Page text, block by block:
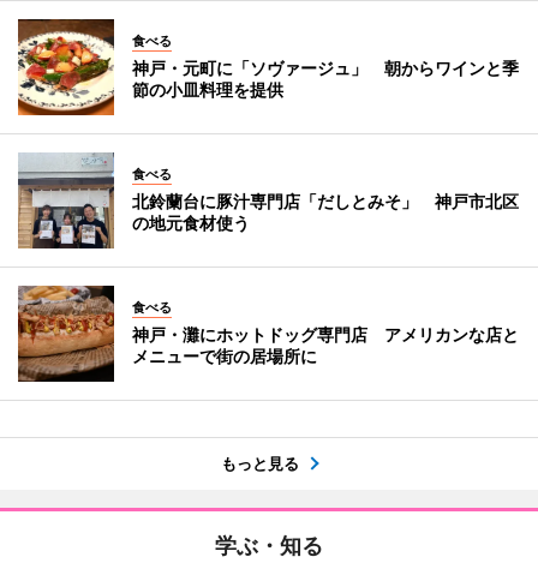
食べる
神戸・元町に「ソヴァージュ」 朝からワインと季
節の小皿料理を提供
食べる
北鈴蘭台に豚汁専門店「だしとみそ」 神戸市北区
の地元食材使う
食べる
神戸・灘にホットドッグ専門店 アメリカンな店と
メニューで街の居場所に
もっと見る
学ぶ・知る